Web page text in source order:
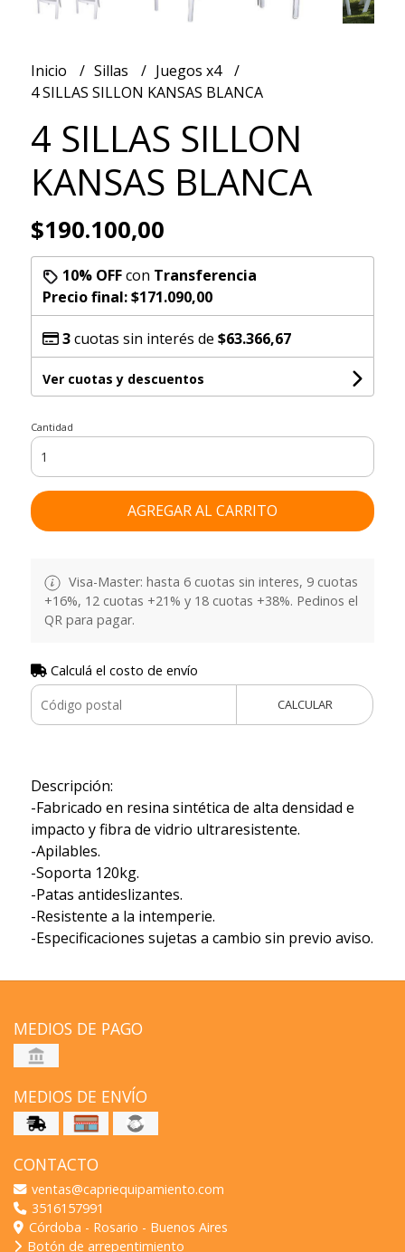
Inicio Sillas
Juegos x4
4 SILLAS SILLON KANSAS BLANCA
4 SILLAS SILLON
KANSAS BLANCA
$190.100,00
10% OFFcon Transferencia
Precio final:$171.090,00
3cuotas sin interés de $63.366,67
Ver cuotas y descuentos
Cantidad
AGREGAR AL CARRITO
Visa-Master: hasta 6 cuotas sin interes, 9 cuotas
+16%, 12 cuotas +21% y 18 cuotas +38%. Pedinos el
QR para pagar.
Calculá el costo de envío
CALCULAR
Descripción:
-Fabricado en resina sintética de alta densidad e
impacto y fibra de vidrio ultraresistente.
-Apilables.
-Soporta 120kg.
-Patas antideslizantes.
-Resistente a la intemperie.
-Especificaciones sujetas a cambio sin previo aviso.
MEDIOS DE PAGO
MEDIOS DE ENVÍO
CONTACTO
ventas@capriequipamiento.com
3516157991
Córdoba - Rosario - Buenos Aires
Botón de arrepentimiento